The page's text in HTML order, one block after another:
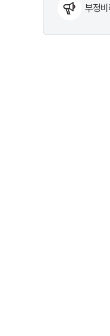
부정비